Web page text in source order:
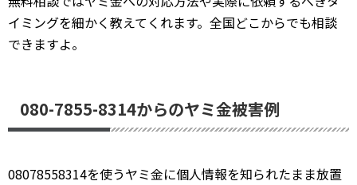
イミングを細かく教えてくれます。全国どこからでも相談
できますよ。
080-7855-8314からのヤミ金被害例
08078558314を使うヤミ金に個人情報を知られたまま放置